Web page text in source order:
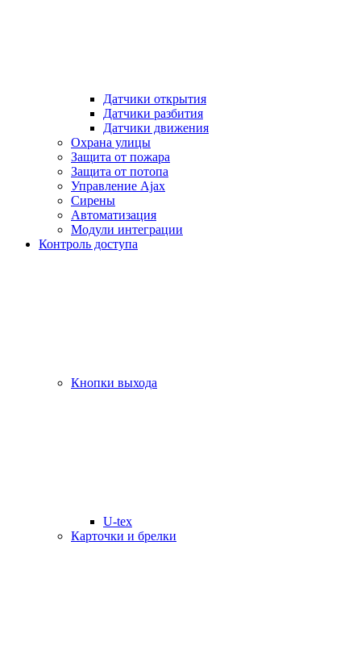
Датчики открытия
Датчики разбития
Датчики движения
Охрана улицы
Защита от пожара
Защита от потопа
Управление Ajax
Сирены
Автоматизация
Модули интеграции
Контроль доступа
Кнопки выхода
U-tex
Карточки и брелки